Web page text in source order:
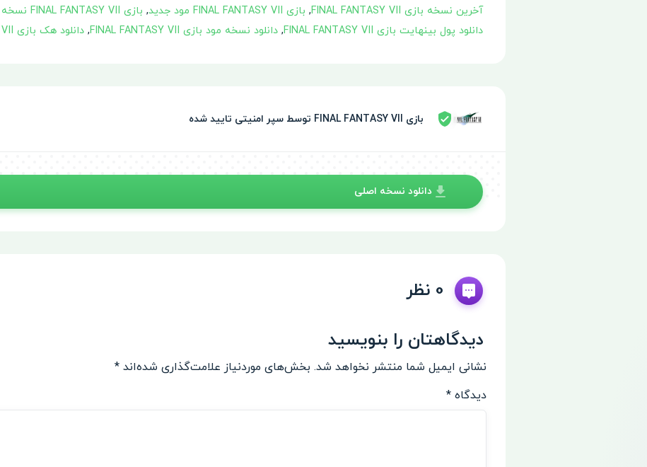
آخرین نسخه بازی FINAL FANTASY VII
, بازی FINAL FANTASY VII مود جدید , بازی FINAL FANTASY VII نسخه مود شده با پول بینهایت
دانلود پول بینهایت بازی FINAL FANTASY VII
, دانلود نسخه مود بازی FINAL FANTASY VII , دانلود هک بازی FINAL FANTASY VII
بازی FINAL FANTASY VII توسط سپر امنیتی تایید شده
دانلود نسخه اصلی
0 نظر
دیدگاهتان را بنویسید
نشانی ایمیل شما منتشر نخواهد شد. بخش‌های موردنیاز علامت‌گذاری شده‌اند *
دیدگاه *